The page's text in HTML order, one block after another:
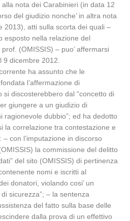
nota dei Carabinieri (in data 12
del giudizio nonche’ in altra nota
2013), atti sulla scorta dei quali –
esposto nella relazione del
(OMISSIS) – puo’ affermarsi
dicembre 2012.
ha assunto che le
l’affermazione di
si discosterebbero dal “concetto di
giungere a un giudizio di
ragionevole dubbio”; ed ha dedotto
la correlazione tra contestazione e
con l’imputazione in discorso
la commissione del delitto
del sito (OMISSIS) di pertinenza
nomi e iscritti al
donatori, violando cosi’ un
sicurezza”; – la sentenza
del fatto sulla base delle
dalla prova di un effettivo